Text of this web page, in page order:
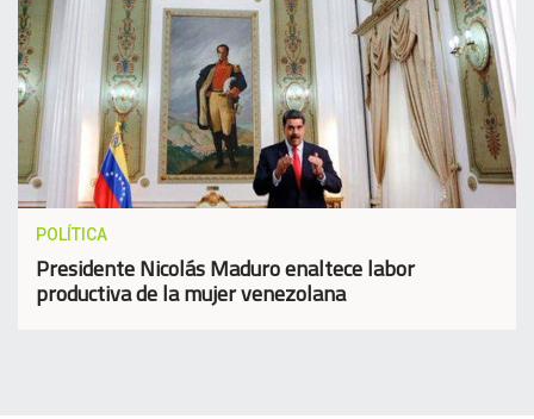
POLÍTICA
Presidente Nicolás Maduro enaltece labor
productiva de la mujer venezolana